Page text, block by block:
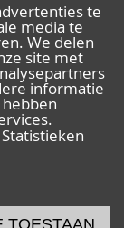
te
media te
We delen
site met
informatie
Statistieken
TOESTAAN